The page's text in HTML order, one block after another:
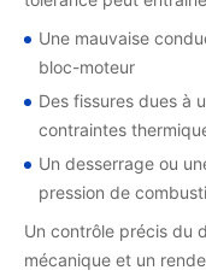
Une mauvaise
bloc-moteur
Des fissures dues à
contraintes
Un desserrage ou
pression de
Un contrôle précis du
mécanique et un